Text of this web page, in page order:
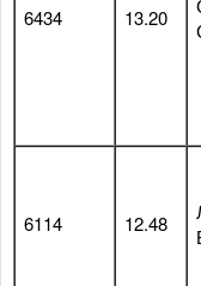
6434 13.20
6114 12.48